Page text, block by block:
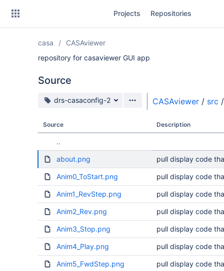
Projects Repositories
casa
CASAviewer
repository for casaviewer GUI app
Source
Source branch
drs-casaconfig-2 CASAviewer / src /
Source Description
..
about.png pull display code
Anim0_ToStart.png pull display code
Anim1_RevStep.png pull display code
Anim2_Rev.png pull display code
Anim3_Stop.png pull display code
Anim4_Play.png pull display code
Anim5_FwdStep.png pull display code